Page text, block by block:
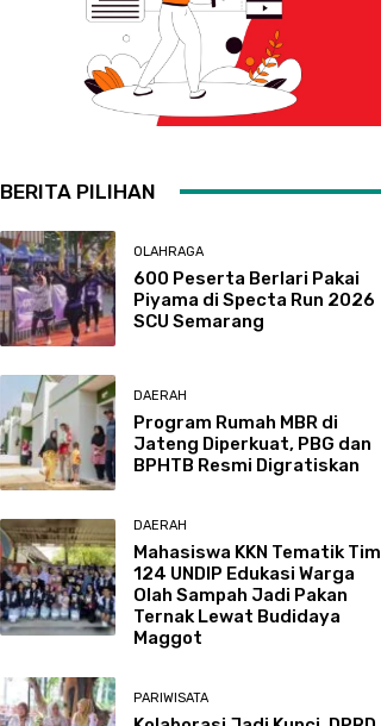
BERITA PILIHAN
OLAHRAGA
600 Peserta Berlari Pakai
Piyama di Specta Run 2026
SCU Semarang
DAERAH
Program Rumah MBR di
Jateng Diperkuat, PBG dan
BPHTB Resmi Digratiskan
DAERAH
Mahasiswa KKN Tematik Tim
124 UNDIP Edukasi Warga
Olah Sampah Jadi Pakan
Ternak Lewat Budidaya
Maggot
PARIWISATA